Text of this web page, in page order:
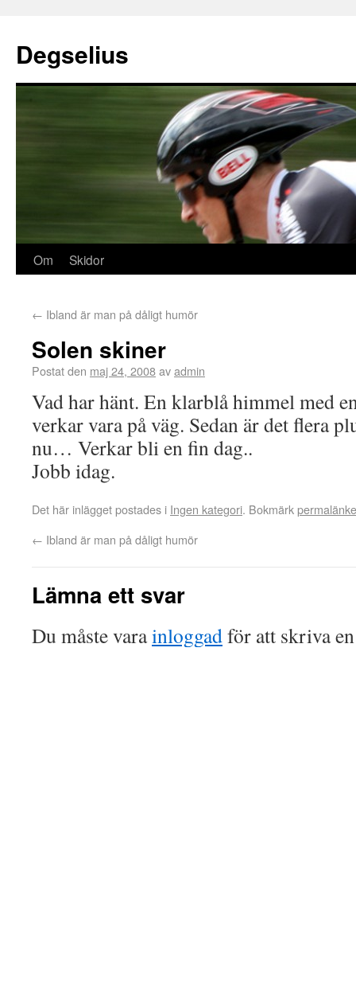
Degselius
Om Skidor
← Ibland är man på dåligt humör
Solen skiner
Postat den maj 24, 2008avadmin
Vad har hänt. En klarblå himmel med
verkar vara på väg. Sedan är det flera
nu… Verkar bli en fin dag..
Jobb idag.
Det här inlägget postades i Ingen kategori. Bokmärk
← Ibland är man på dåligt humör
Lämna ett svar
Du måste varainloggadför att skriva